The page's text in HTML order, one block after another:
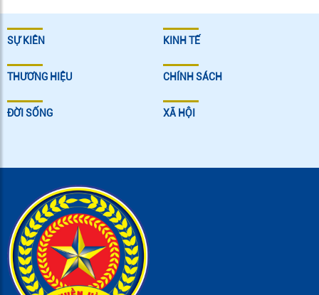
SỰ KIÊN KINH TẾ
THƯƠNG HIỆU CHÍNH SÁCH
ĐỜI SỐNG XÃ HỘI